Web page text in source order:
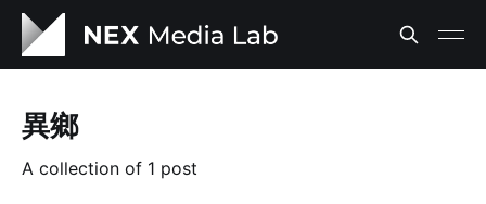
異鄉
A collection of 1 post